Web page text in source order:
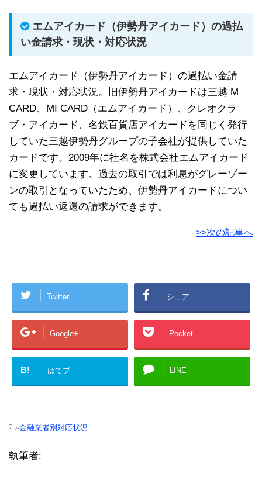
エムアイカード（伊勢丹アイカード）の過払
い金請求・現状・対応状況
エムアイカード（伊勢丹アイカード）の過払い金請
求・現状・対応状況。旧伊勢丹アイカードは三越 M
CARD、MI CARD（エムアイカード）、クレオクラ
ブ・アイカード、名鉄百貨店アイカードを同じく発行
していた三越伊勢丹グループの子会社が提供していた
カードです。2009年に社名を株式会社エムアイカード
に変更しています。過去の取引では利息がグレーゾー
ンの取引となっていたため、伊勢丹アイカードについ
ても過払い返還の請求ができます。
>>次の記事へ
Twitter シェア
Google+ Pocket
B! はてブ LINE
-金融業者別対応状況
執筆者: